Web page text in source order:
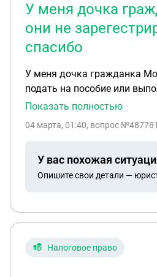
У меня дочка
они не
спасибо
У меня дочка гражданка Молдавии отец внучке гражданин РФ
подать на пособие или
Показать полностью
04 марта, 01:40, вопрос
У вас похожая
Опишите свои детали —
Налоговое право